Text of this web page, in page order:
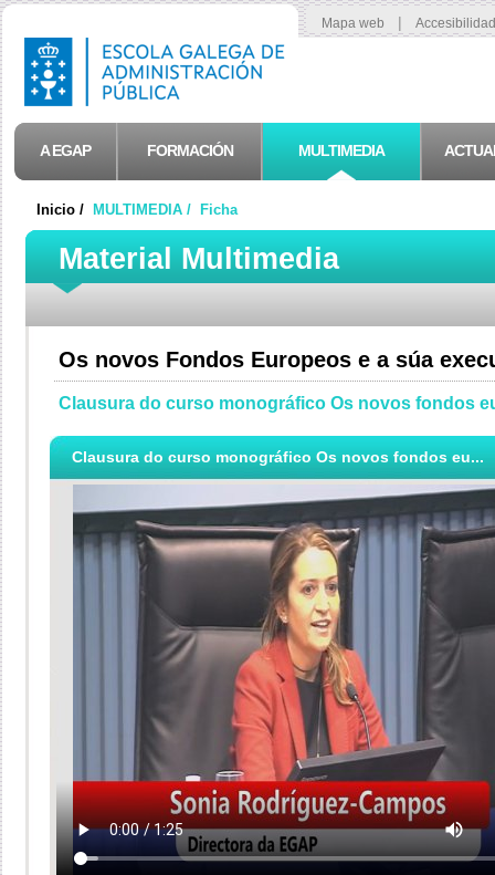
Mapa web |
A EGAP FORMACIÓN MULTIMEDIA
Inicio / MULTIMEDIA / Ficha
Material Multimedia
Os novos Fondos Europeos e a súa
Clausura do curso monográfico Os novos fondos
Clausura do curso monográfico Os novos fondos eu...